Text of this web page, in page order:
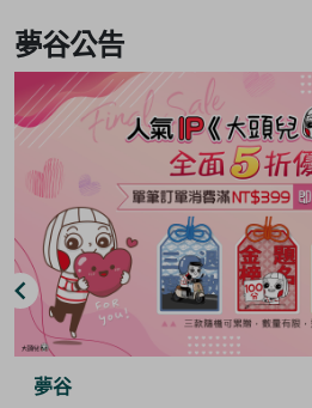
of
6
夢谷公告
夢谷